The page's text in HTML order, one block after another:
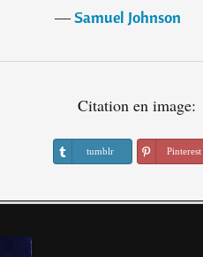
―Samuel Johnson
Citation en image:
tumblr Pinterest